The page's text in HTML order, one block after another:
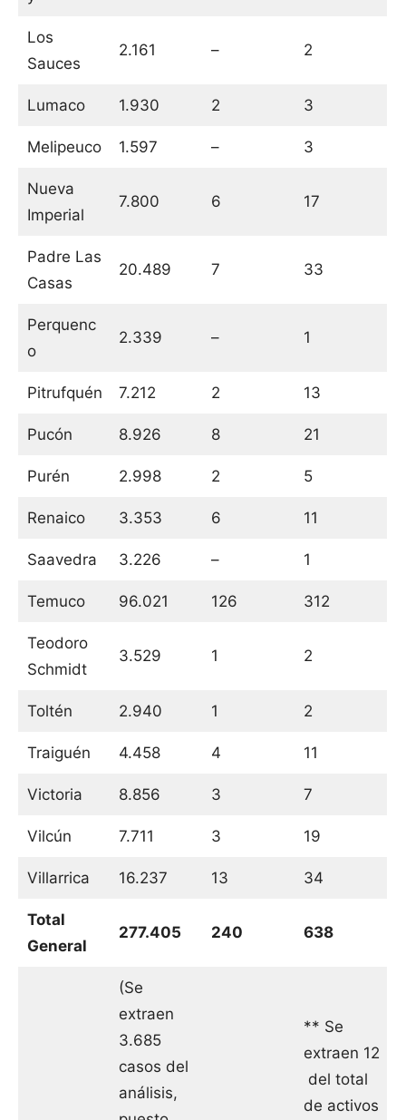
Los
Sauces
2.161 – 2
Lumaco 1.930 2 3
Melipeuco 1.597 – 3
Nueva
Imperial
7.800 6 17
Padre Las
Casas
20.489 7 33
Perquenc
o
2.339 – 1
Pitrufquén 7.212 2 13
Pucón 8.926 8 21
Purén 2.998 2 5
Renaico 3.353 6 11
Saavedra 3.226 – 1
Temuco 96.021 126 312
Teodoro
Schmidt
3.529 1 2
Toltén 2.940 1 2
Traiguén 4.458 4 11
Victoria 8.856 3 7
Vilcún 7.711 3 19
Villarrica 16.237 13 34
Total
General
277.405 240 638
(Se
extraen
3.685
casos del
análisis,
** Se
extraen 12
del total
de activos